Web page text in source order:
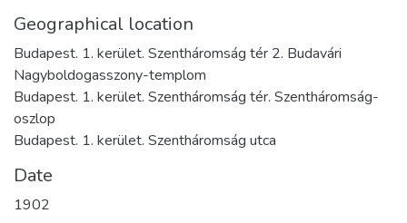
Geographical location
Budapest. 1. kerület. Szentháromság tér 2. Budavári
Nagyboldogasszony-templom
Budapest. 1. kerület. Szentháromság tér. Szentháromság-
oszlop
Budapest. 1. kerület. Szentháromság utca
Date
1902